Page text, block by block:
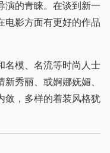
演的青睐。在谈到新一
电影方面有更好的作品
模、名流等时尚人士
秀丽、或婀娜妩媚、
敛，多样的着装风格犹